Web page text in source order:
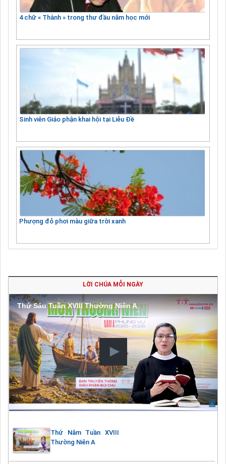
4 chữ « Thành » trong thư đầu năm học mới
Sinh viên Giáo phận khai hội tại Liễu Đề
Phượng đỏ phơi màu giữa trời xanh
LỜI CHÚA MỖI NGÀY
Thứ Sáu Tuần XVIII Thường Niên A
Thứ Năm Tuần XVIII
Thường Niên A